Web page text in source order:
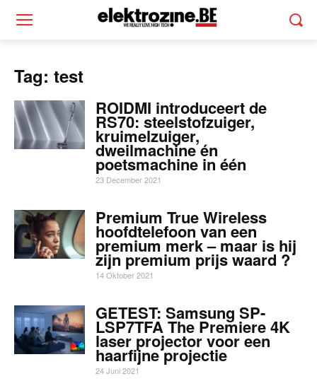
Tag: test
ROIDMI introduceert de
RS70: steelstofzuiger,
kruimelzuiger,
dweilmachine én
poetsmachine in één
23 December 2021
Premium True Wireless
hoofdtelefoon van een
premium merk – maar is hij
zijn premium prijs waard ?
14 Oktober 2021
GETEST: Samsung SP-
LSP7TFA The Premiere 4K
laser projector voor een
haarfijne projectie
24 Juni 2021